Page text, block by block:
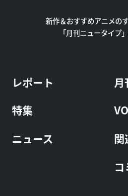
新作＆おすすめアニメの
「月刊ニュータイプ
レポート
特集
ニュース
関